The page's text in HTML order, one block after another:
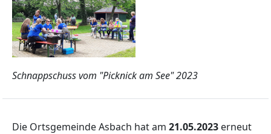
Schnappschuss vom "Picknick am See" 2023
Die Ortsgemeinde Asbach hat am 21.05.2023 erneut